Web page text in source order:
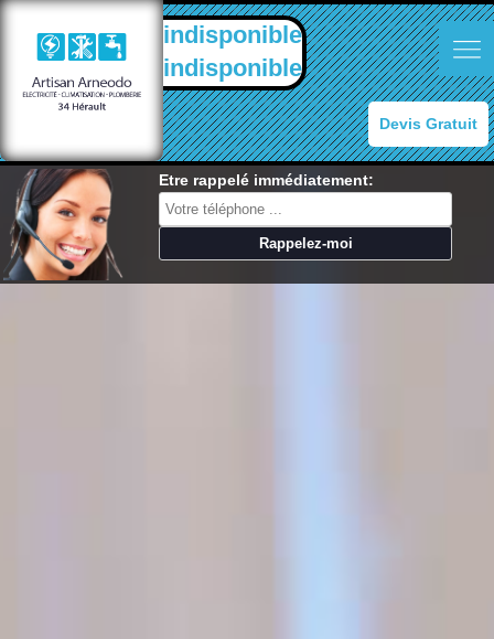
indisponible
indisponible
Devis Gratuit
Etre rappelé immédiatement: